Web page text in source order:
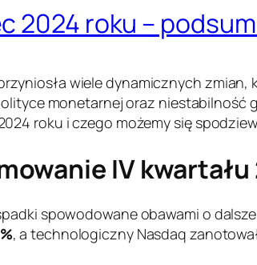
2024 roku –
wiele dynamicznych
monetarnej oraz niestabilność
roku i czego możemy się
IV kwartału
spowodowane obawami o
, a technologiczny Nasdaq